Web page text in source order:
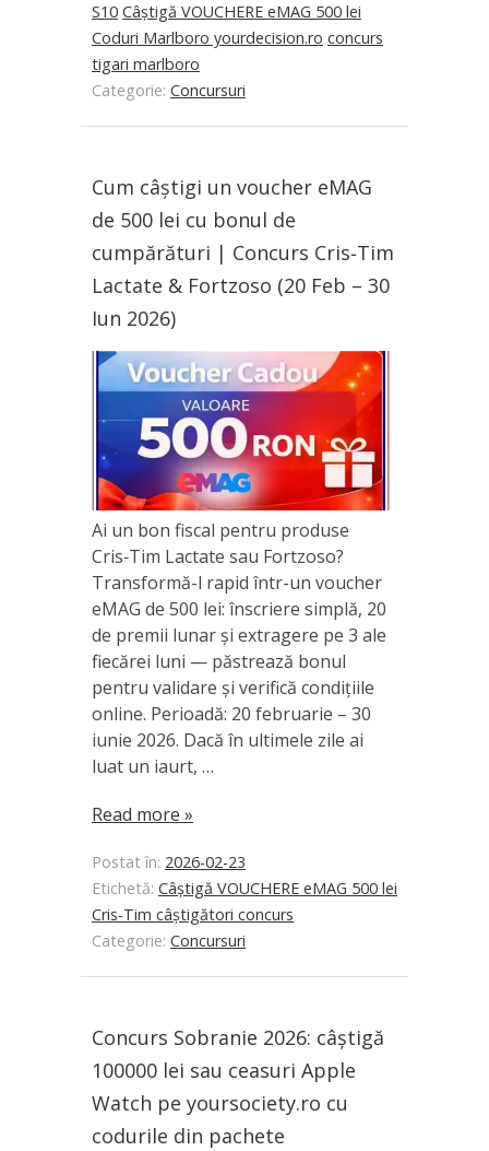
S10 Câștigă VOUCHERE eMAG 500 lei
Coduri Marlboro yourdecision.ro concurs
tigari marlboro
Categorie: Concursuri
Cum câștigi un voucher eMAG
de 500 lei cu bonul de
cumpărături | Concurs Cris‑Tim
Lactate & Fortzoso (20 Feb – 30
Iun 2026)
Ai un bon fiscal pentru produse
Cris‑Tim Lactate sau Fortzoso?
Transformă-l rapid într-un voucher
eMAG de 500 lei: înscriere simplă, 20
de premii lunar și extragere pe 3 ale
fiecărei luni — păstrează bonul
pentru validare și verifică condițiile
online. Perioadă: 20 februarie – 30
iunie 2026. Dacă în ultimele zile ai
luat un iaurt, …
Read more »
Postat în: 2026-02-23
Etichetă: Câștigă VOUCHERE eMAG 500 lei
Cris‑Tim câștigători concurs
Categorie: Concursuri
Concurs Sobranie 2026: câștigă
100000 lei sau ceasuri Apple
Watch pe yoursociety.ro cu
codurile din pachete